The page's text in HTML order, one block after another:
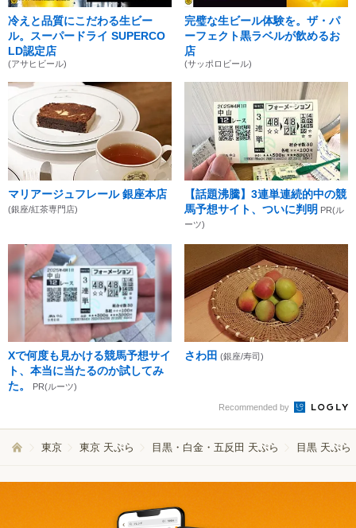
冷えと品質にこだわる生ビー
ル。スーパードライ SUPERCO
LD認定店
(アサヒビール)
完璧な生ビール体験を。ザ・パ
ーフェクト黒ラベルが飲めるお
店
(サッポロビール)
マリアージュフレール 銀座本店
(銀座/紅茶専門店)
【話題沸騰】3連単連続的中の競
馬予想サイト、ついに判明 PR(ル
ーツ)
Xで何度も見かける競馬予想サイ
ト、本当に当たるのか試してみ
た。
PR(ルーツ)
さわ田 (銀座/寿司)
Recommended by
東京 東京 天ぷら 目黒・白金・五反田 天ぷら 目黒 天ぷら